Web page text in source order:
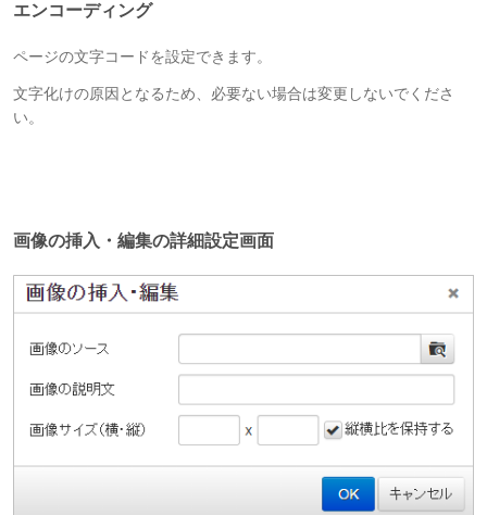
エンコーディング
ページの文字コードを設定できます。
文字化けの原因となるため、必要ない場合は変更しないでくださ
い。
画像の挿入・編集の詳細設定画面